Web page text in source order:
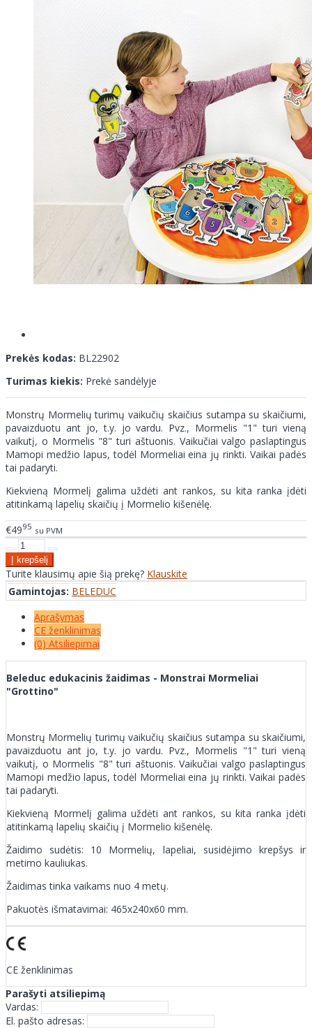
Prekės kodas: BL22902
Turimas kiekis: Prekė sandėlyje
Monstrų Mormelių turimų vaikučių skaičius sutampa su skaičiumi,
pavaizduotu ant jo, t.y. jo vardu. Pvz., Mormelis "1" turi vieną
vaikutį, o Mormelis "8" turi aštuonis. Vaikučiai valgo paslaptingus
Mamopi medžio lapus, todėl Mormeliai eina jų rinkti. Vaikai padės
tai padaryti.
Kiekvieną Mormelį galima uždėti ant rankos, su kita ranka įdėti
atitinkamą lapelių skaičių į Mormelio kišenėlę.
€4995 su PVM
Turite klausimų apie šią prekę? Klauskite
Gamintojas: BELEDUC
Aprašymas
CE ženklinimas
(0) Atsiliepimai
Beleduc edukacinis žaidimas - Monstrai Mormeliai
"Grottino"
Monstrų Mormelių turimų vaikučių skaičius sutampa su skaičiumi,
pavaizduotu ant jo, t.y. jo vardu. Pvz., Mormelis "1" turi vieną
vaikutį, o Mormelis "8" turi aštuonis. Vaikučiai valgo paslaptingus
Mamopi medžio lapus, todėl Mormeliai eina jų rinkti. Vaikai padės
tai padaryti.
Kiekvieną Mormelį galima uždėti ant rankos, su kita ranka įdėti
atitinkamą lapelių skaičių į Mormelio kišenėlę.
Žaidimo sudėtis: 10 Mormelių, lapeliai, susidėjimo krepšys ir
metimo kauliukas.
Žaidimas tinka vaikams nuo 4 metų.
Pakuotės išmatavimai: 465x240x60 mm.
CE ženklinimas
Parašyti atsiliepimą
Vardas:
El. pašto adresas: